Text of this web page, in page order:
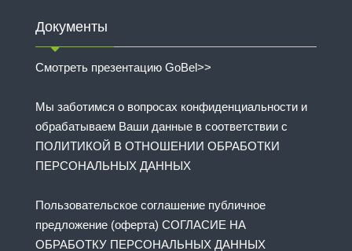
Документы
Смотреть презентацию GoBel>>
Мы заботимся о вопросах конфиденциальности и
обрабатываем Ваши данные в соответствии с
ПОЛИТИКОЙ В ОТНОШЕНИИ ОБРАБОТКИ
ПЕРСОНАЛЬНЫХ ДАННЫХ
Пользовательское соглашение публичное
предложение (оферта) СОГЛАСИЕ НА
ОБРАБОТКУ ПЕРСОНАЛЬНЫХ ДАННЫХ